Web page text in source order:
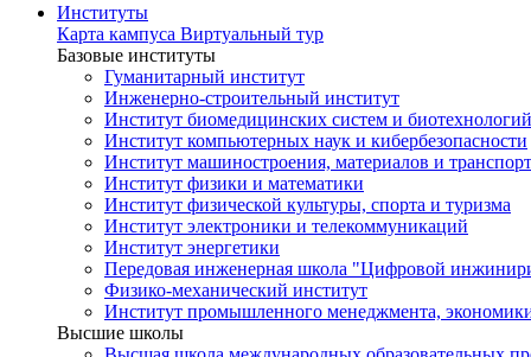
Институты
Карта кампуса Виртуальный тур
Базовые институты
Гуманитарный институт
Инженерно-строительный институт
Институт биомедицинских систем и биотехнологий
Институт компьютерных наук и кибербезопасности
Институт машиностроения, материалов и
Институт физики и математики
Институт физической культуры, спорта и туризма
Институт электроники и телекоммуникаций
Институт энергетики
Передовая инженерная школа "Цифровой
Физико-механический институт
Институт промышленного менеджмента,
Высшие школы